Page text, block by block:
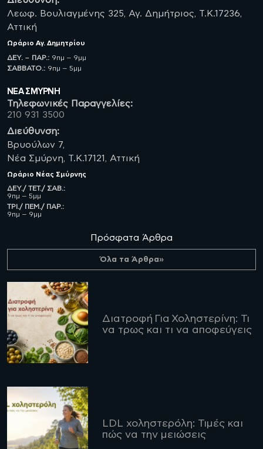
Λεωφ. Βουλιαγμένης 325, Αγ. Δημήτριος, Τ.Κ.17236,
Αττική
Ωράριο Αγ. Δημητρίου
ΔΕΥ. – ΠΑΡ.: 9πμ – 9μμ
ΣΑΒBATO.: 9πμ – 5μμ
ΝΈΑ ΣΜΥΡΝΗ
Τηλεφωνικές Παραγγελίες:
210 931 3500
Διεύθυνση:
Βρυούλων 7,
Νέα Σμύρνη, Τ.Κ.17121, Αττική
Ωράριο Νέας Σμύρνης
ΔΕΥ./ ΤΕΤ./ ΣΑΒ.:
9πμ – 5μμ
ΤΡΙ./ ΠΕΜ./ ΠΑΡ.:
9πμ – 9μμ
Πρόσφατα Άρθρα
Όλα τα Άρθρα»
Διατροφή Για Χοληστερίνη: Τι
να τρως και τι να αποφεύγεις
LDL χοληστερόλη: Τιμές και
πώς να την μειώσεις